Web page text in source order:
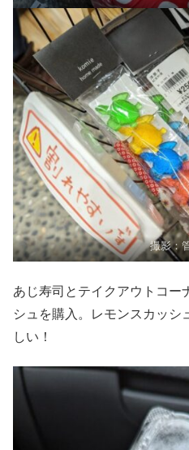
撮影：
あじ寿司とテイクアウトコー
シュを購入。レモンスカッシ
しい！